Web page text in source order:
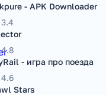
- APK Downloader
3.4
4.8
- игра про поезда
4.6
Stars